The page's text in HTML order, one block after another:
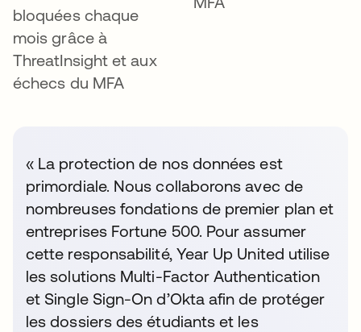
bloquées chaque
mois grâce à
ThreatInsight et aux
échecs du MFA
« La protection de nos données est
primordiale. Nous collaborons avec de
nombreuses fondations de premier plan et
entreprises Fortune 500. Pour assumer
cette responsabilité, Year Up United utilise
les solutions Multi-Factor Authentication
et Single Sign-On d’Okta afin de protéger
les dossiers des étudiants et les